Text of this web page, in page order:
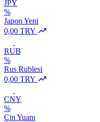
JPY
%
Japon Yeni
0,00 TRY
RUB
%
Rus Rublesi
0,00 TRY
CNY
%
Çin Yuanı